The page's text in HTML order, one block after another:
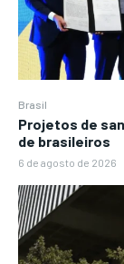
Brasil
Projetos de
de brasileiros
6 de agosto de 2026